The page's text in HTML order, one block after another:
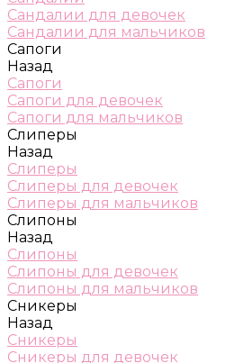
Сандалии для девочек
Сандалии для мальчиков
Сапоги
Назад
Сапоги
Сапоги для девочек
Сапоги для мальчиков
Слиперы
Назад
Слиперы
Слиперы для девочек
Слиперы для мальчиков
Слипоны
Назад
Слипоны
Слипоны для девочек
Слипоны для мальчиков
Сникеры
Назад
Сникеры
Сникеры для девочек